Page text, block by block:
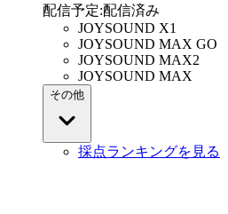
配信予定:配信済み
JOYSOUND X1
JOYSOUND MAX GO
JOYSOUND MAX2
JOYSOUND MAX
その他
採点ランキングを見る